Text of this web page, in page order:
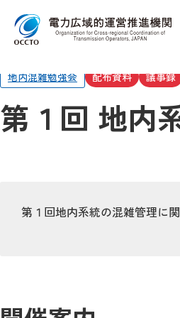
Top 委員会・検討会 地内系統の
地内混雑勉強会 配布資料 議事録
第１回 地内
第１回地内系統の混雑管理に